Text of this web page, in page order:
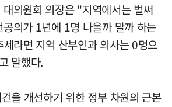
의원회 의장은 "지역에서는 벌써
의가 1년에 1명 나올까 말까 하는
라면 지역 산부인과 의사는 0명으
말했다.
을 개선하기 위한 정부 차원의 근본